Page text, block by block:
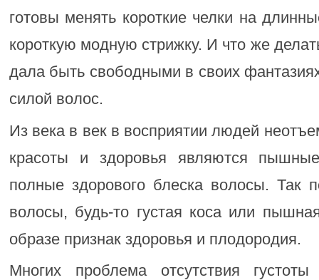
готовы менять короткие челки на
короткую модную стрижку. И что же
дала быть свободными в своих
силой волос.
Из века в век в восприятии людей
красоты и здоровья являются
полные здорового блеска волосы. Так
волосы, будь-то густая коса или
образе признак здоровья и плодородия.
Многих проблема отсутствия